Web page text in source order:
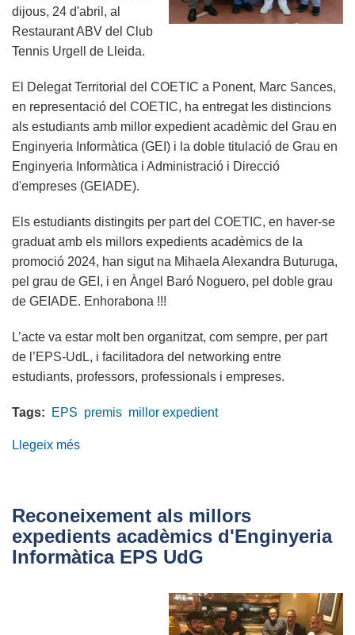
dijous, 24 d'abril, al
Restaurant ABV del Club
Tennis Urgell de Lleida.
El Delegat Territorial del COETIC a Ponent, Marc Sances,
en representació del COETIC, ha entregat les distincions
als estudiants amb millor expedient acadèmic del Grau en
Enginyeria Informàtica (GEI) i la doble titulació de Grau en
Enginyeria Informàtica i Administració i Direcció
d'empreses (GEIADE).
Els estudiants distingits per part del COETIC, en haver-se
graduat amb els millors expedients acadèmics de la
promoció 2024, han sigut na Mihaela Alexandra Buturuga,
pel grau de GEI, i en Àngel Baró Noguero, pel doble grau
de GEIADE. Enhorabona !!!
L’acte va estar molt ben organitzat, com sempre, per part
de l’EPS-UdL, i facilitadora del networking entre
estudiants, professors, professionals i empreses.
Tags: EPS premis millor expedient
Llegeix més
la
graduació
2024
Reconeixement als millors
expedients acadèmics d'Enginyeria
Informàtica EPS UdG